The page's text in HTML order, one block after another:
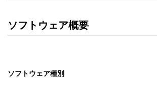
ソフトウェアの保証範囲
・ソフトウェアのダウンロード・導入はお
ソフトウェア概要
ソフトウェア種別